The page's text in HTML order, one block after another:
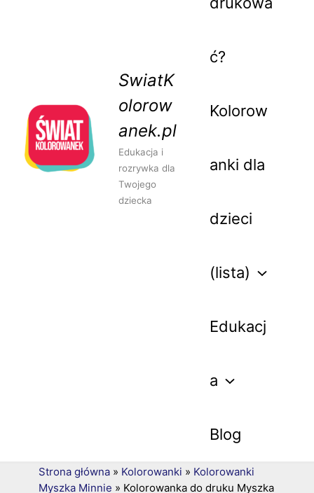
SwiatK
olorow
anek.pl
Edukacja i
rozrywka dla
Twojego
dziecka
ć?
Kolorow
anki dla
dzieci
(lista)
Edukacj
a
Blog
Strona główna » Kolorowanki » Kolorowanki
Myszka Minnie » Kolorowanka do druku Myszka